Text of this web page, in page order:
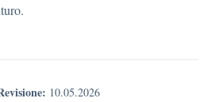
10.05.2026